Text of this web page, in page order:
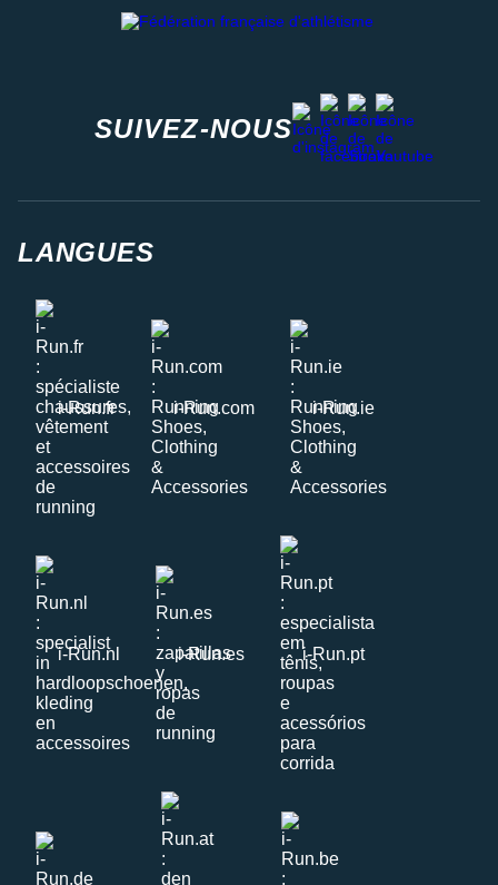
SUIVEZ-NOUS
instagram
facebook
stravayoutube
LANGUES
i-Run.fr i-Run.com i-Run.ie
i-Run.nl i-Run.es i-Run.pt